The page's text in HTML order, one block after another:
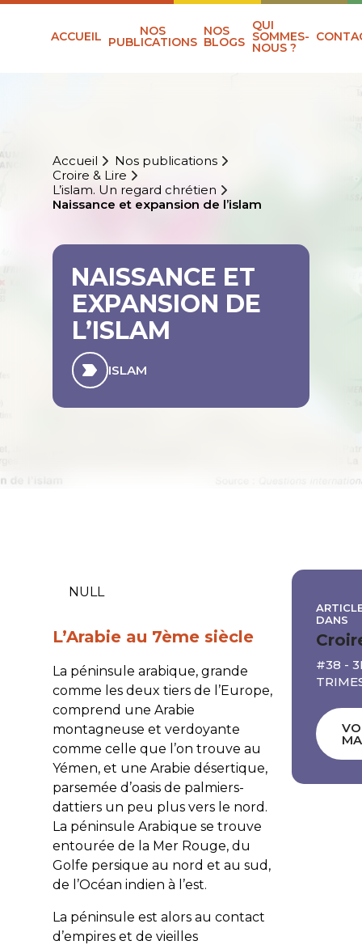
ACCUEIL NOS
PUBLICATIONS
NOS
BLOGS
QUI
SOMMES-
NOUS ?
Accueil
Nos publications
Croire & Lire
L’islam. Un regard chrétien
Naissance et expansion de l’islam
NAISSANCE ET
EXPANSION DE
L’ISLAM
ISLAM
NULL
L’Arabie au 7ème siècle
La péninsule arabique, grande
comme les deux tiers de l’Europe,
comprend une Arabie
montagneuse et verdoyante
comme celle que l’on trouve au
Yémen, et une Arabie désertique,
parsemée d’oasis de palmiers-
dattiers un peu plus vers le nord.
La péninsule Arabique se trouve
entourée de la Mer Rouge, du
Golfe persique au nord et au sud,
de l’Océan indien à l’est.
La péninsule est alors au contact
d’empires et de vieilles
DANS
#38 -